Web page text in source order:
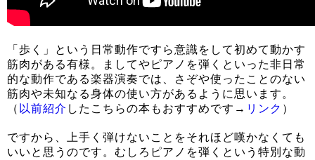
「歩く」という日常動作ですら意識をして初めて動かす
筋肉がある有様。ましてやピアノを弾くといった非日常
的な動作である楽器演奏では、さぞや使ったことのない
筋肉や未知なる身体の使い方があるように思います。
（ 以前紹介 したこちらの本もおすすめです→ リンク ）
ですから、上手く弾けないことをそれほど嘆かなくても
いいと思うのです。むしろピアノを弾くという特別な動